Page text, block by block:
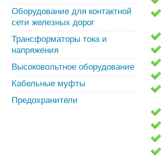
Оборудование для контактной
сети железных дорог
Трансформаторы тока и
напряжения
Высоковольтное оборудование
Кабельные муфты
Предохранители